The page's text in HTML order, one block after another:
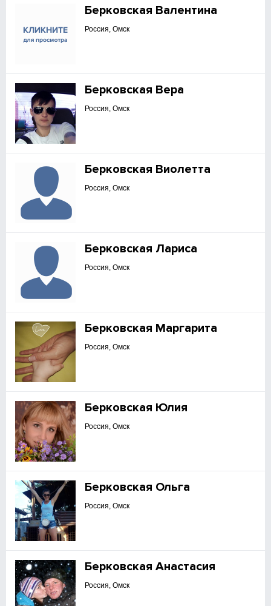
Берковская Валентина
Россия, Омск
Берковская Вера
Россия, Омск
Берковская Виолетта
Россия, Омск
Берковская Лариса
Россия, Омск
Берковская Маргарита
Россия, Омск
Берковская Юлия
Россия, Омск
Берковская Ольга
Россия, Омск
Берковская Анастасия
Россия, Омск